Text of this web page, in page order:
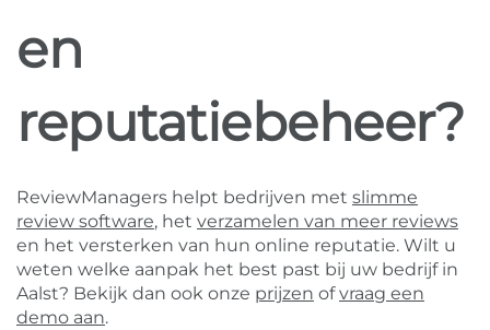
en
reputatiebeheer?
ReviewManagers helpt bedrijven met slimme
review software, het verzamelen van meer reviews
en het versterken van hun online reputatie. Wilt u
weten welke aanpak het best past bij uw bedrijf in
Aalst? Bekijk dan ook onze prijzen ofvraag een
demo aan.